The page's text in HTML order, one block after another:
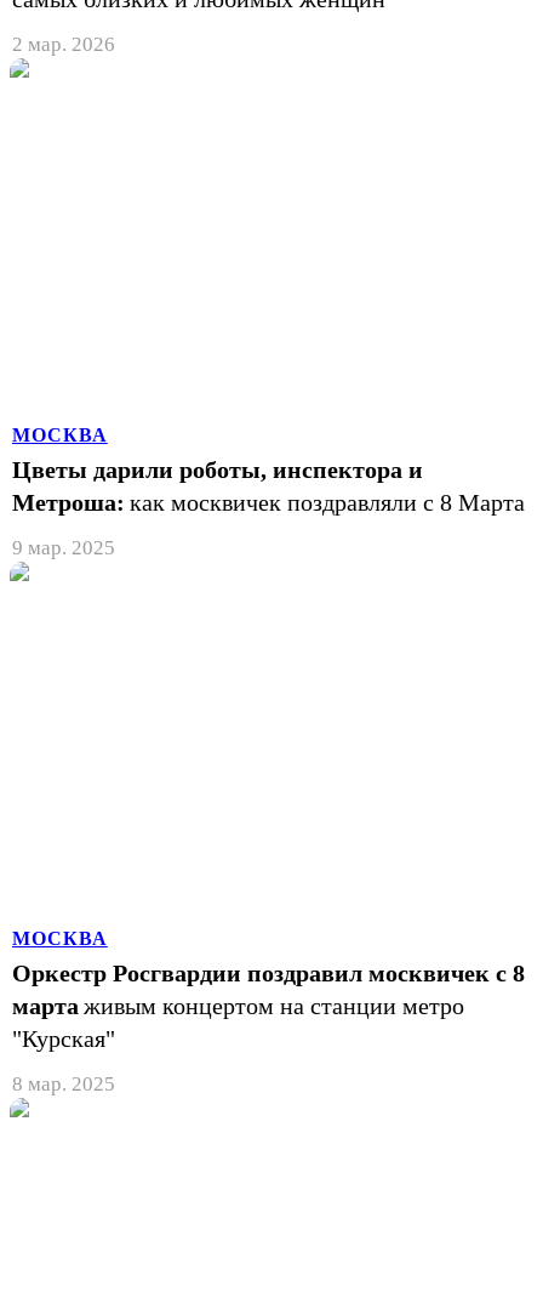
2 мар. 2026
МОСКВА
Цветы дарили роботы, инспектора и
Метроша: как москвичек поздравляли с 8 Марта
9 мар. 2025
МОСКВА
Оркестр Росгвардии поздравил москвичек с 8
марта живым концертом на станции метро
"Курская"
8 мар. 2025